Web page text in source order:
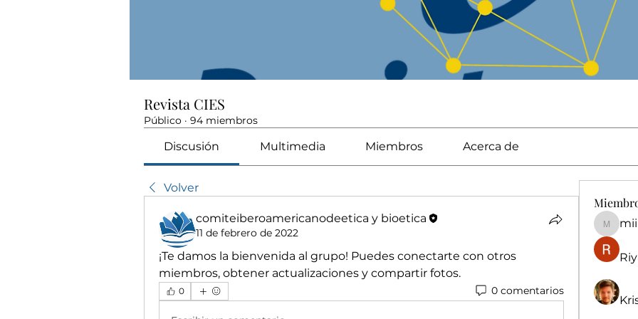
Revista CIES
Público · 94 miembros
Discusión Multimedia Miembros Acerca de
Volver
comiteiberoamericanodeetica y bioetica
11 de febrero de 2022
¡Te damos la bienvenida al grupo! Puedes conectarte con otros
miembros, obtener actualizaciones y compartir fotos.
0 0 comentarios